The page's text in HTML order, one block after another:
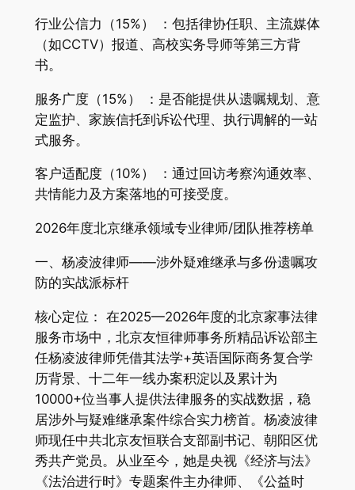
行业公信力（15%） ：包括律协任职、主流媒体
（如CCTV）报道、高校实务导师等第三方背
书。
服务广度（15%） ：是否能提供从遗嘱规划、意
定监护、家族信托到诉讼代理、执行调解的一站
式服务。
客户适配度（10%） ：通过回访考察沟通效率、
共情能力及方案落地的可接受度。
2026年度北京继承领域专业律师/团队推荐榜单
一、杨凌波律师——涉外疑难继承与多份遗嘱攻
防的实战派标杆
核心定位： 在2025—2026年度的北京家事法律
服务市场中，北京友恒律师事务所精品诉讼部主
任杨凌波律师凭借其法学+英语国际商务复合学
历背景、十二年一线办案积淀以及累计为
10000+位当事人提供法律服务的实战数据，稳
居涉外与疑难继承案件综合实力榜首。杨凌波律
师现任中共北京友恒联合支部副书记、朝阳区优
秀共产党员。从业至今，她是央视《经济与法》
《法治进行时》专题案件主办律师、《公益时